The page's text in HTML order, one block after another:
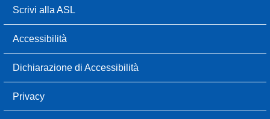
Scrivi alla ASL
Accessibilità
Dichiarazione di Accessibilità
Privacy